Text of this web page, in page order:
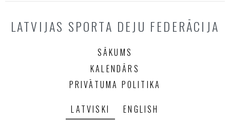
LATVIJAS SPORTA DEJU FEDERĀCIJA
SĀKUMS
KALENDĀRS
PRIVĀTUMA POLITIKA
LATVISKI ENGLISH